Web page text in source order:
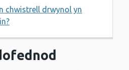
chwistrell drwynol yn